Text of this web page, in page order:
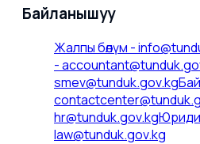
Байланышуу
Жалпы бөлүм -
-
smev@tunduk.gov.kg
hr@tunduk.gov.kg
law@tunduk.gov.kg